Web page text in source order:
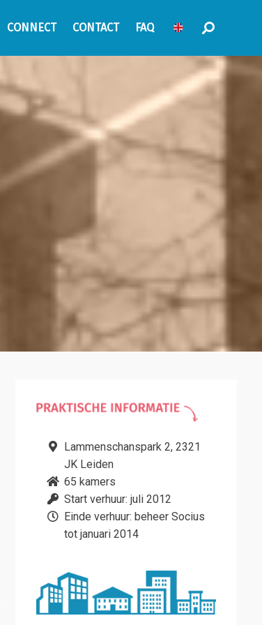
CONNECT CONTACT FAQ
Lammenschanspark 2, 2321
JK Leiden
65 kamers
Start verhuur: juli 2012
Einde verhuur: beheer Socius
tot januari 2014